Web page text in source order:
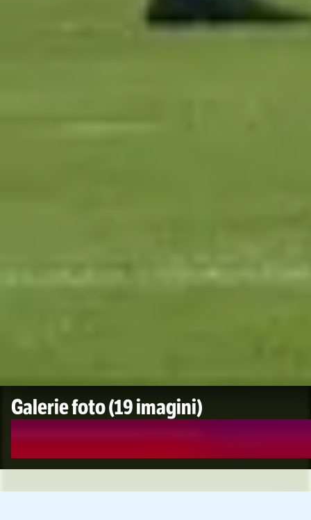
Galerie foto(19 imagini)